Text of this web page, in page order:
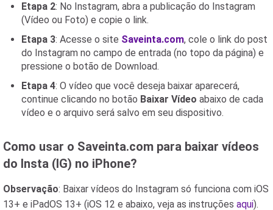
Etapa 2: No Instagram, abra a publicação do Instagram
(Vídeo ou Foto) e copie o link.
Etapa 3: Acesse o site Saveinta.com, cole o link do post
do Instagram no campo de entrada (no topo da página) e
pressione o botão de Download.
Etapa 4: O vídeo que você deseja baixar aparecerá,
continue clicando no botão Baixar Vídeo abaixo de cada
vídeo e o arquivo será salvo em seu dispositivo.
Como usar o Saveinta.com para baixar vídeos
do Insta (IG) no iPhone?
Observação: Baixar vídeos do Instagram só funciona com iOS
13+ e iPadOS 13+ (iOS 12 e abaixo, veja as instruções aqui).